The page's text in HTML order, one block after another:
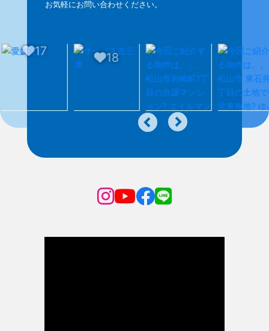
18
お気軽にお問い合わせください。